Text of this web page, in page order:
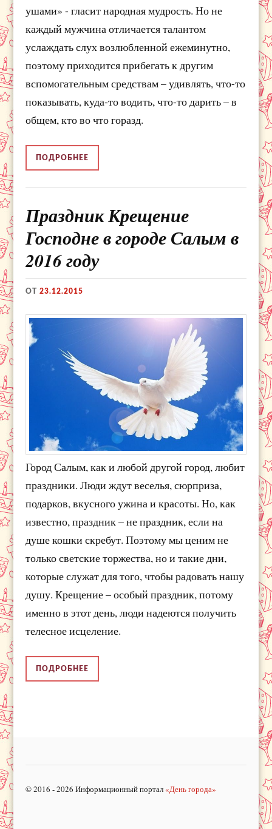
ушами» - гласит народная мудрость. Но не
каждый мужчина отличается талантом
услаждать слух возлюбленной ежеминутно,
поэтому приходится прибегать к другим
вспомогательным средствам – удивлять, что-то
показывать, куда-то водить, что-то дарить – в
общем, кто во что горазд.
ПОДРОБНЕЕ
Праздник Крещение
Господне в городе Салым в
2016 году
ОТ23.12.2015
Город Салым, как и любой другой город, любит
праздники. Люди ждут веселья, сюрприза,
подарков, вкусного ужина и красоты. Но, как
известно, праздник – не праздник, если на
душе кошки скребут. Поэтому мы ценим не
только светские торжества, но и такие дни,
которые служат для того, чтобы радовать нашу
душу. Крещение – особый праздник, потому
именно в этот день, люди надеются получить
телесное исцеление.
ПОДРОБНЕЕ
© 2016 - 2026 Информационный портал «День города»